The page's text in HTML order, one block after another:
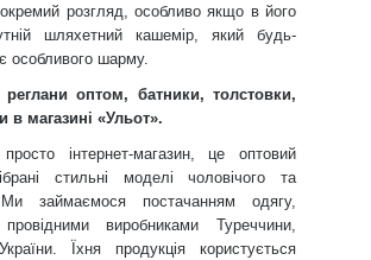
розгляд, особливо якщо в його
шляхетний кашемір, який будь-
особливого шарму.
реглани оптом, батники, толстовки,
в магазині «Ульот».
інтернет-магазин, це оптовий
стильні моделі чоловічого та
займаємося постачанням одягу,
виробниками Туреччини,
Їхня продукція користується